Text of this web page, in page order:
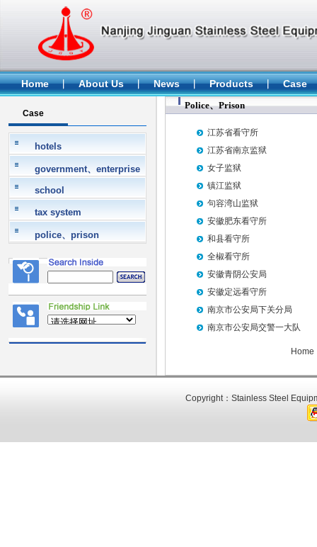
Home About Us News Products Case
Case
hotels
government、enterprise
school
tax system
police、prison
Police、Prison
江苏省看守所
江苏省南京监狱
女子监狱
镇江监狱
句容湾山监狱
安徽肥东看守所
和县看守所
全椒看守所
安徽青阴公安局
安徽定远看守所
南京市公安局下关分局
南京市公安局交警一大队
Copyright：Stainless Steel